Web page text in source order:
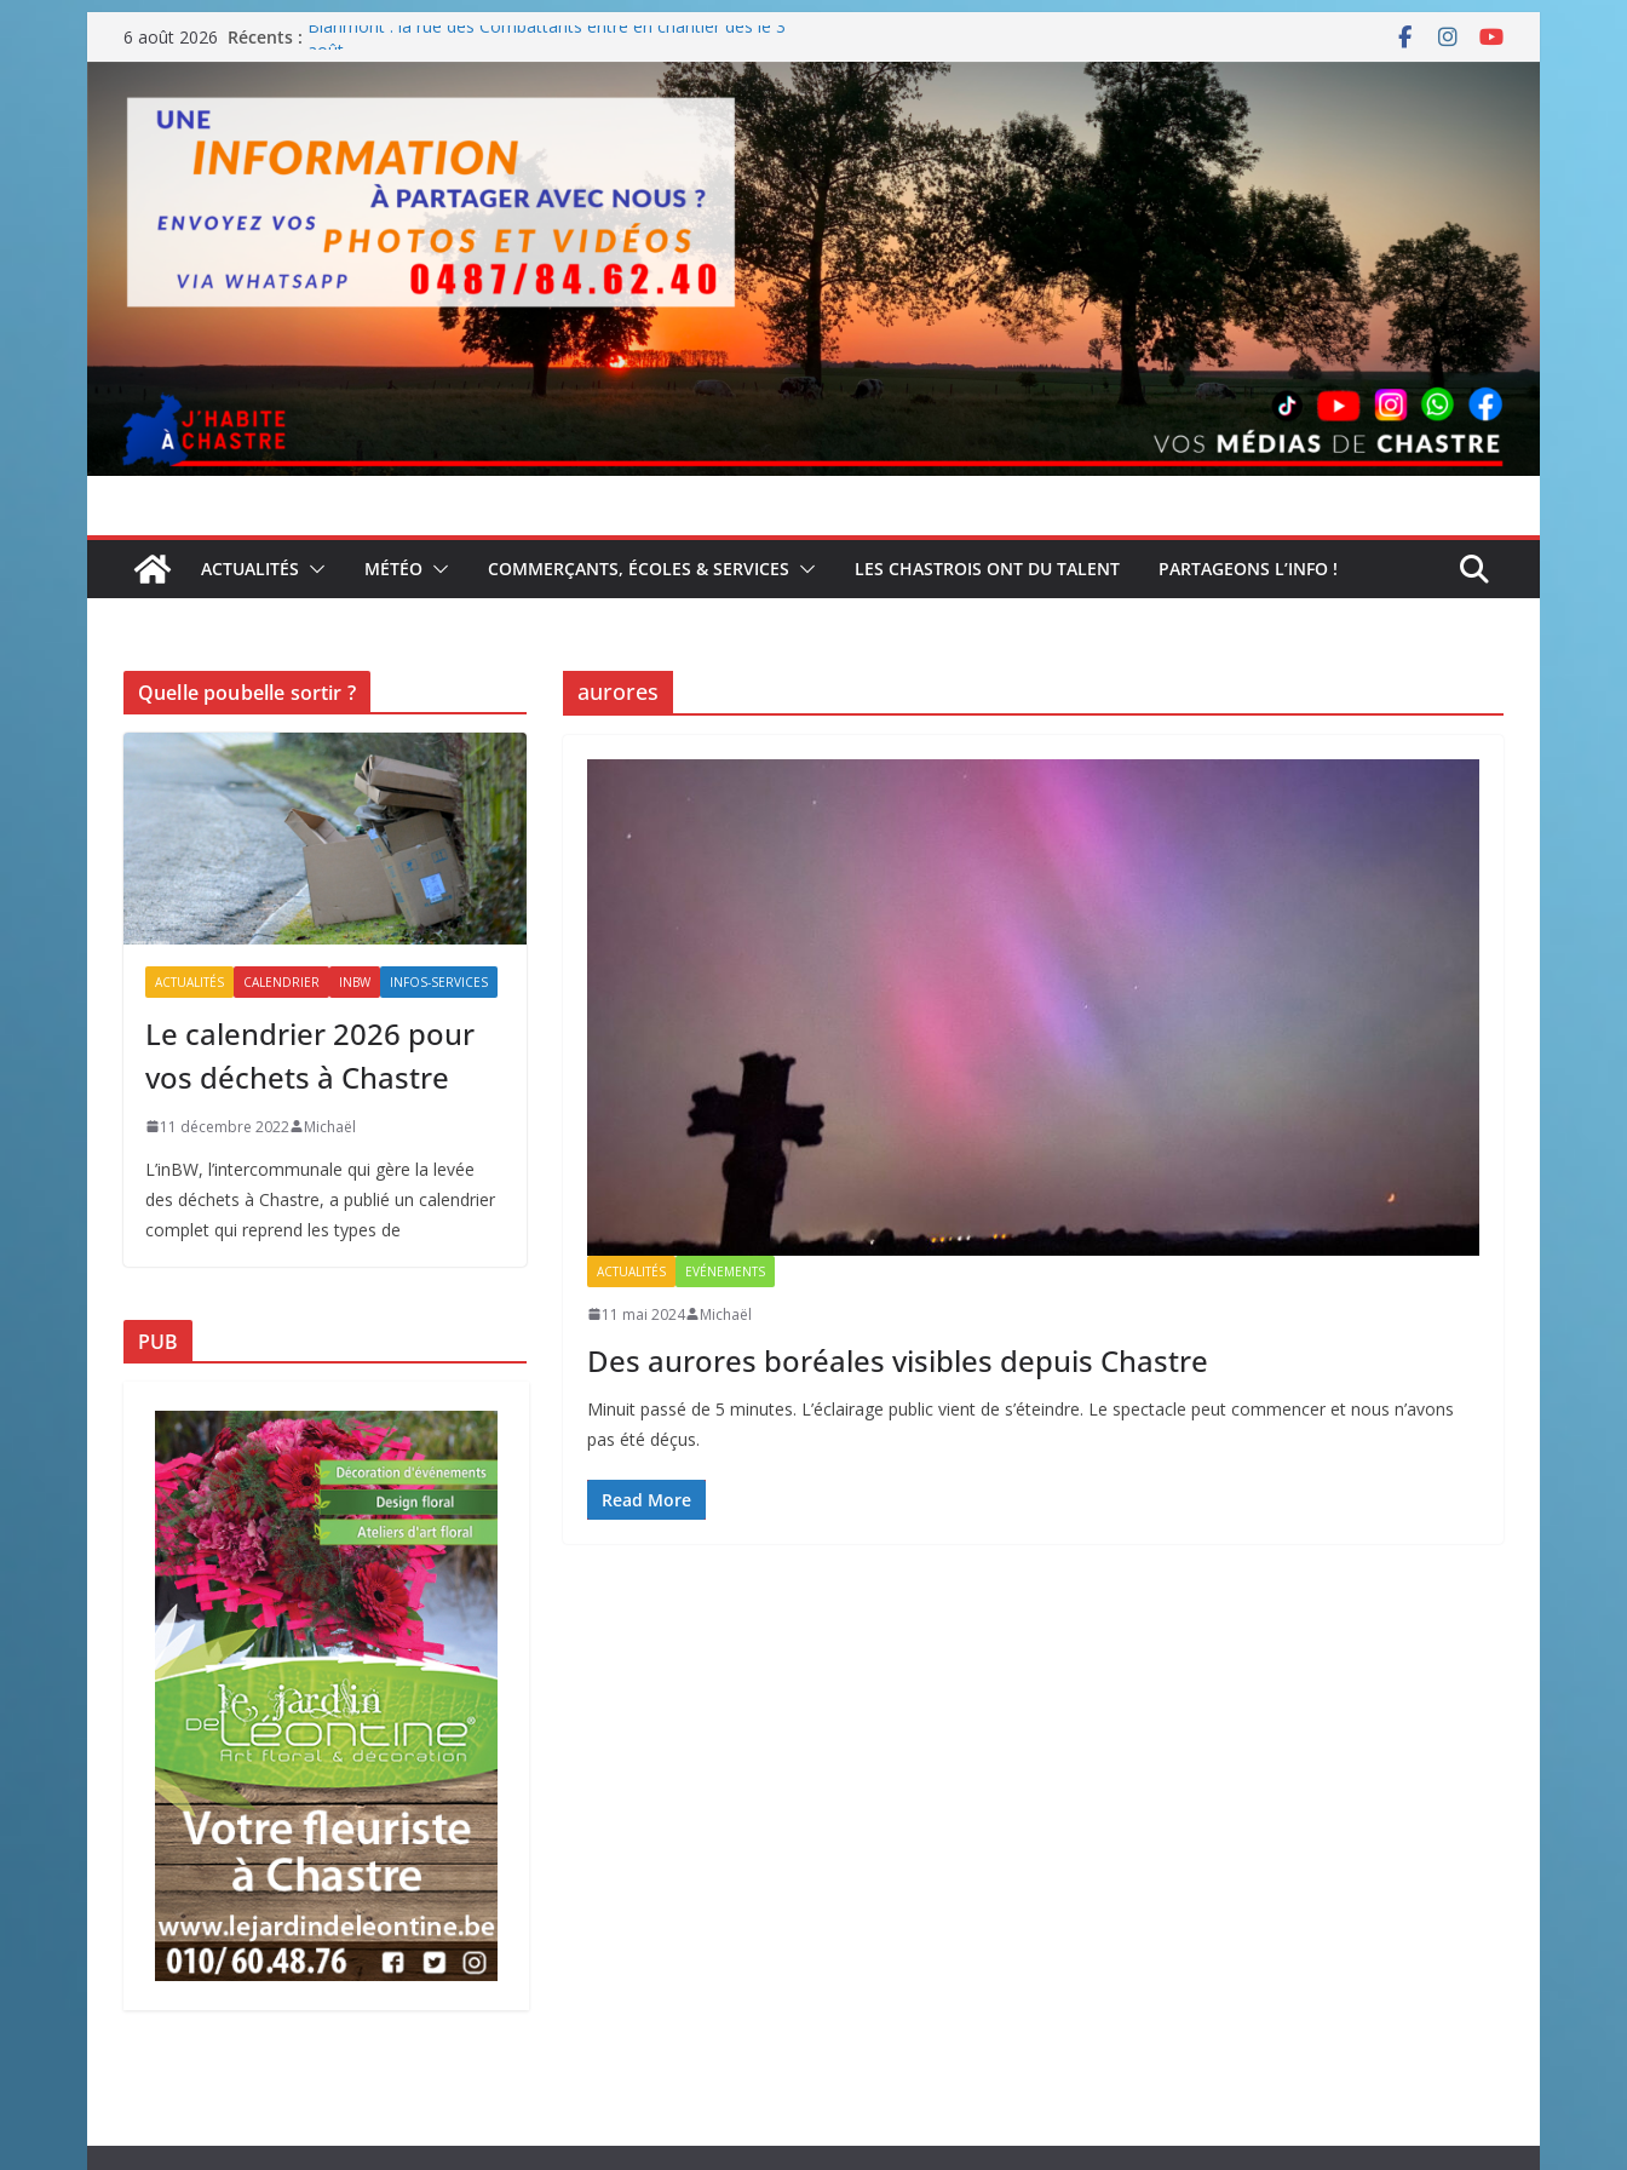
Passer
au
contenu
6 août 2026 Récents : Blanmont : la rue des Combattants entre en chantier dès le 3
août
Une fête nationale sans drache
ACTUALITÉS MÉTÉO COMMERÇANTS, ÉCOLES & SERVICES LES CHASTROIS ONT DU TALENT PARTAGEONS L’INFO !
aurores
ACTUALITÉS EVÉNEMENTS
11 mai 2024 Michaël
Des aurores boréales visibles depuis Chastre
Minuit passé de 5 minutes. L’éclairage public vient de s’éteindre. Le spectacle peut commencer et nous n’avons
pas été déçus.
Read More
Quelle poubelle sortir ?
ACTUALITÉS CALENDRIER INBW INFOS-SERVICES
Le calendrier 2026 pour
vos déchets à Chastre
11 décembre 2022 Michaël
L’inBW, l’intercommunale qui gère la levée
des déchets à Chastre, a publié un calendrier
complet qui reprend les types de
PUB